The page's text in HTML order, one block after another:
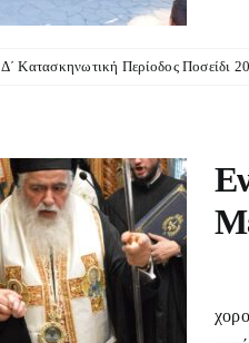
Δ΄ Κατασκηνωτική Περίοδος Ποσείδι